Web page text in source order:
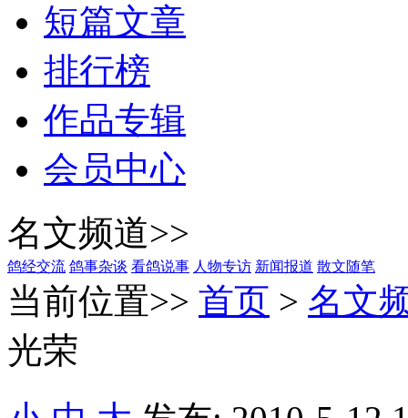
短篇文章
排行榜
作品专辑
会员中心
名文频道>>
鸽经交流 鸽事杂谈 看鸽说事 人物专访 新闻报道 散文随笔
当前位置>> 首页 > 名文
光荣